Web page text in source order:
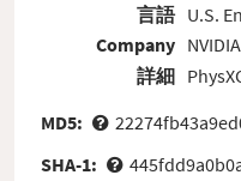
言語
Company
詳細
U.S.
MD5:
SHA-1: